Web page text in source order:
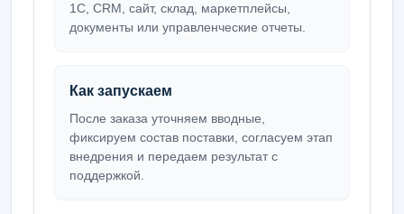
1С, CRM, сайт, склад, маркетплейсы,
документы или управленческие отчеты.
Как запускаем
После заказа уточняем вводные,
фиксируем состав поставки, согласуем этап
внедрения и передаем результат с
поддержкой.